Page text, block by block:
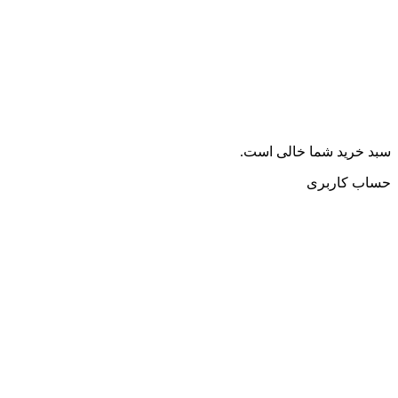
سبد خرید شما خالی است.
حساب کاربری